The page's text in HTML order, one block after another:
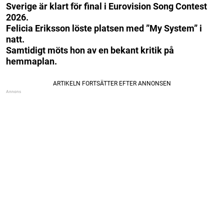
Sverige är klart för final i Eurovision Song Contest
2026.
Felicia Eriksson löste platsen med ”My System” i
natt.
Samtidigt möts hon av en bekant kritik på
hemmaplan.